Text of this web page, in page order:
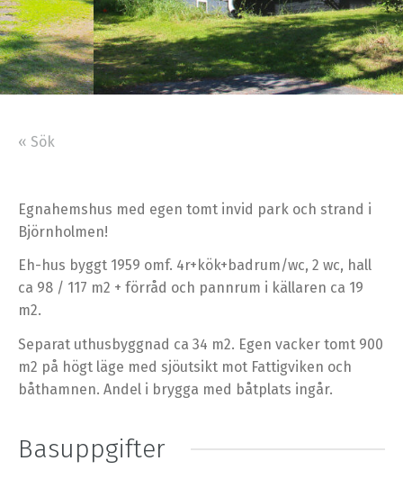
« Sök
Egnahemshus med egen tomt invid park och strand i
Björnholmen!
Eh-hus byggt 1959 omf. 4r+kök+badrum/wc, 2 wc, hall
ca 98 / 117 m2 + förråd och pannrum i källaren ca 19
m2.
Separat uthusbyggnad ca 34 m2. Egen vacker tomt 900
m2 på högt läge med sjöutsikt mot Fattigviken och
båthamnen. Andel i brygga med båtplats ingår.
Basuppgifter